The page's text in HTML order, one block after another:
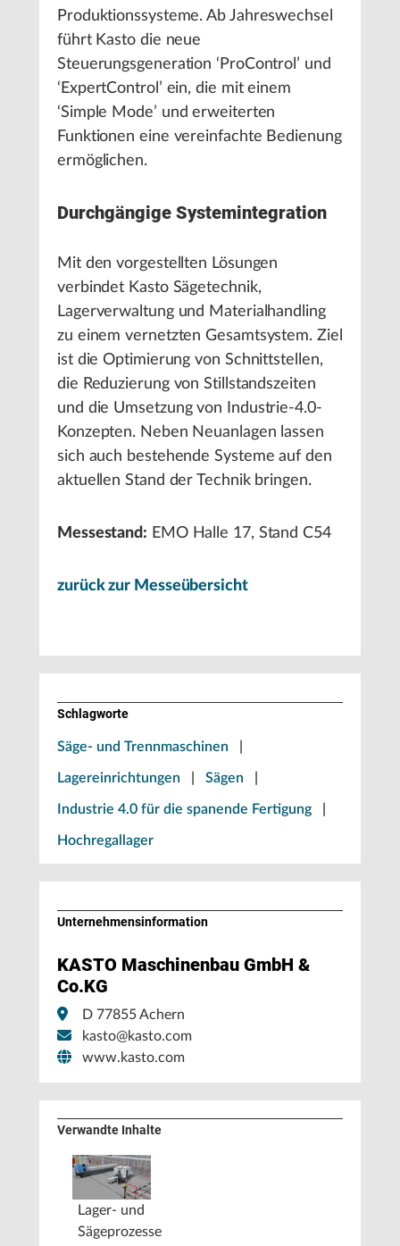
Produktionssysteme. Ab Jahreswechsel
führt Kasto die neue
Steuerungsgeneration ‘ProControl’ und
‘ExpertControl’ ein, die mit einem
‘Simple Mode’ und erweiterten
Funktionen eine vereinfachte Bedienung
ermöglichen.
Durchgängige Systemintegration
Mit den vorgestellten Lösungen
verbindet Kasto Sägetechnik,
Lagerverwaltung und Materialhandling
zu einem vernetzten Gesamtsystem. Ziel
ist die Optimierung von Schnittstellen,
die Reduzierung von Stillstandszeiten
und die Umsetzung von Industrie-4.0-
Konzepten. Neben Neuanlagen lassen
sich auch bestehende Systeme auf den
aktuellen Stand der Technik bringen.
Messestand: EMO Halle 17, Stand C54
zurück zur Messeübersicht
Schlagworte
Säge- und Trennmaschinen
Lagereinrichtungen Sägen
Industrie 4.0 für die spanende Fertigung
Hochregallager
Unternehmens­information
KASTO Maschinenbau GmbH &
Co.KG
D 77855 Achern
kasto@kasto.com
www.kasto.com
Verwandte Inhalte
Lager- und
Sägeprozesse